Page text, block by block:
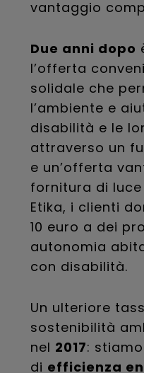
vantaggio
Due anni dopo
l’offerta
solidale che
l’ambiente e
disabilità e le
attraverso un
e un’offerta
fornitura di
Etika, i clienti
10 euro a dei
autonomia
con disabilità.
Un ulteriore
sostenibilità
nel 2017:
di efficienza